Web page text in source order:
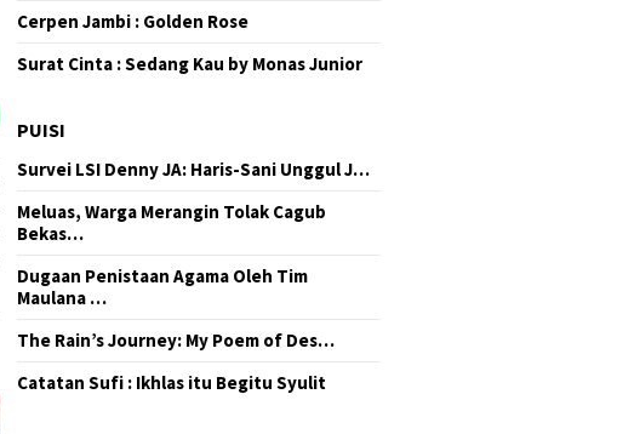
Cerpen Jambi : Golden Rose
Surat Cinta : Sedang Kau by Monas Junior
PUISI
Survei LSI Denny JA: Haris-Sani Unggul J…
Meluas, Warga Merangin Tolak Cagub
Bekas…
Dugaan Penistaan Agama Oleh Tim
Maulana …
The Rain’s Journey: My Poem of Des…
Catatan Sufi : Ikhlas itu Begitu Syulit